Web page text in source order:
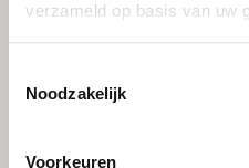
verzameld op basis van uw
Noodzakelijk
Voorkeuren